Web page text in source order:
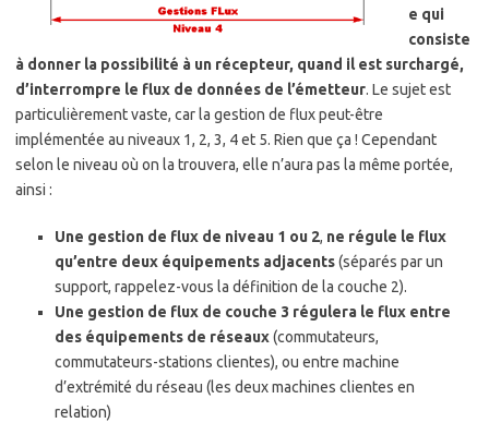
e qui
consiste
à donner la possibilité à un récepteur, quand il est surchargé,
d’interrompre le flux de données de l’émetteur. Le sujet est
particulièrement vaste, car la gestion de flux peut-être
implémentée au niveaux 1, 2, 3, 4 et 5. Rien que ça ! Cependant
selon le niveau où on la trouvera, elle n’aura pas la même portée,
ainsi :
Une gestion de flux de niveau 1 ou 2, ne régule le flux
qu’entre deux équipements adjacents(séparés par un
support, rappelez-vous la définition de la couche 2).
Une gestion de flux de couche 3 régulera le flux entre
des équipements de réseaux(commutateurs,
commutateurs-stations clientes), ou entre machine
d’extrémité du réseau (les deux machines clientes en
relation)